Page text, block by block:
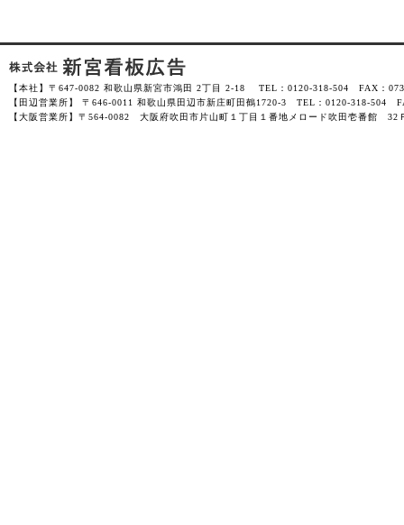
【本社】〒647-0082 和歌山県新宮市鴻田 2丁目 2-18 TEL：0120-318-504 FAX：
【田辺営業所】 〒646-0011 和歌山県田辺市新庄町田鶴1720-3 TEL：0120-318-504
【大阪営業所】〒564-0082 大阪府吹田市片山町１丁目１番地メロード吹田壱番館